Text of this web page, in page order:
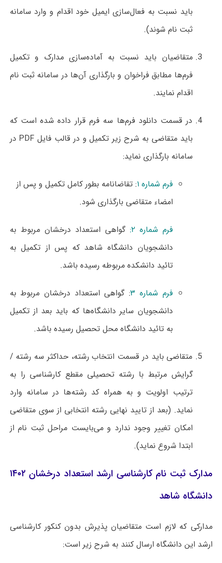
باید نسبت به فعال‌سازی ایمیل خود اقدام و وارد سامانه
ثبت نام شوند).
متقاضیان باید نسبت به آماده‌سازی مدارک و تکمیل
فرم‌ها مطابق فراخوان و بارگذاری آن‌ها در سامانه ثبت نام
اقدام نمایند.
در قسمت دانلود فرم‌ها سه فرم قرار داده شده است که
باید متقاضی به شرح زیر تکمیل و در قالب فایل PDF در
سامانه بارگذاری نماید:
فرم شماره ۱ : تقاضانامه بطور کامل تکمیل و پس از
امضاء متقاضی بارگذاری شود.
فرم شماره ۲ : گواهی استعداد درخشان مربوط به
دانشجویان دانشگاه شاهد که پس از تکمیل به
تائید دانشکده مربوطه رسیده باشد.
فرم شماره ۳
: گواهی استعداد درخشان مربوط به
دانشجویان سایر دانشگاه‌ها که باید بعد از تکمیل
به تائید دانشگاه محلتحصیل رسیده باشد.
متقاضی باید در قسمت انتخاب رشته، حداکثر سه رشته /
گرایش مرتبط با رشته تحصیلی مقطع کارشناسی را به
ترتیب اولویت و به همراه کد رشته‌ها در سامانه وارد
نماید. (بعد از تایید نهایی رشته انتخابی از سوی متقاضی
امکان تغییر وجود ندارد و می‌بایست مراحل ثبت نام از
ابتدا شروع نماید).
مدارک ثبت نام کارشناسی ارشد استعداد درخشان ۱۴۰۲
دانشگاه شاهد
مدارکی که لازم است متقاضیان پذیرش بدون کنکور کارشناسی
ارشد این دانشگاه ارسال کنند به شرح زیر است: